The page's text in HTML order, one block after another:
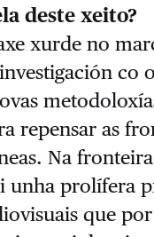
deste xeito?
xurde no
co
repensar as
Na
unha prolífera
que